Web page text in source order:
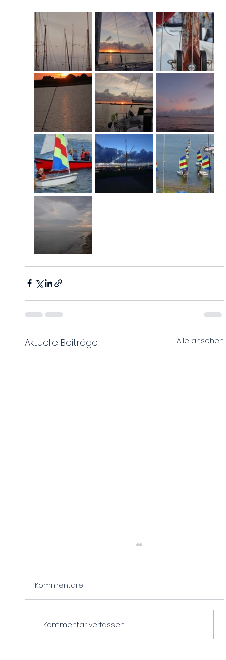
Aktuelle Beiträge Alle ansehen
Kommentare
Kommentar verfassen...